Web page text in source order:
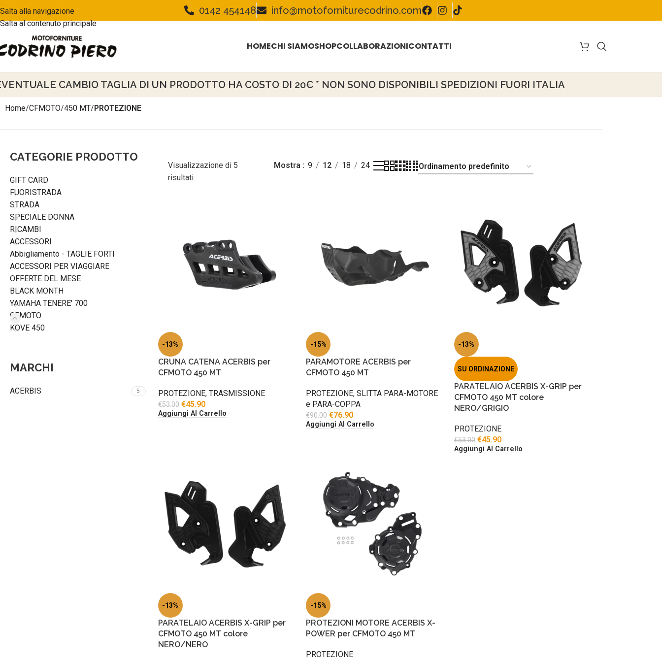
Salta alla navigazione
Salta al contenuto principale
0142 454148 info@motoforniturecodrino.com
HOMECHI SIAMOSHOPCOLLABORAZIONICONTATTI
CAMBIO TAGLIA DI UN PRODOTTO HA COSTO DI 20€ * NON SONO DISPONIBILI SPEDIZIONI FUORI ITALIA
Home/CFMOTO/450 MT/PROTEZIONE
CATEGORIE PRODOTTO
GIFT CARD
FUORISTRADA
STRADA
SPECIALE DONNA
RICAMBI
ACCESSORI
Abbigliamento - TAGLIE FORTI
ACCESSORI PER VIAGGIARE
OFFERTE DEL MESE
BLACK MONTH
YAMAHA TENERE' 700
CFMOTO
KOVE 450
MARCHI
ACERBIS 5
Visualizzazione di 5
risultati
Mostra 9 12 18 24
-13%
CRUNA CATENA ACERBIS per
CFMOTO 450 MT
PROTEZIONE, TRASMISSIONE
€53.00 €45.90
Aggiungi Al Carrello
-15%
PARAMOTORE ACERBIS per
CFMOTO 450 MT
PROTEZIONE, SLITTA PARA-MOTORE
e PARA-COPPA
€90.00 €76.90
Aggiungi Al Carrello
-13%
SU ORDINAZIONE
PARATELAIO ACERBIS X-GRIP per
CFMOTO 450 MT colore
NERO/GRIGIO
PROTEZIONE
€53.00 €45.90
Aggiungi Al Carrello
-13%
PARATELAIO ACERBIS X-GRIP per
CFMOTO 450 MT colore
NERO/NERO
-15%
PROTEZIONI MOTORE ACERBIS X-
POWER per CFMOTO 450 MT
PROTEZIONE